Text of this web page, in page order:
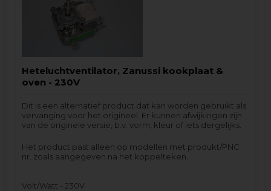
Heteluchtventilator, Zanussi kookplaat &
oven - 230V
Dit is een alternatief product dat kan worden gebruikt als
vervanging voor het origineel. Er kunnen afwijkingen zijn
van de originele versie, b.v. vorm, kleur of iets dergelijks.
Het product past alleen op modellen met produkt/PNC
nr. zoals aangegeven na het koppelteken.
Volt/Watt - 230V